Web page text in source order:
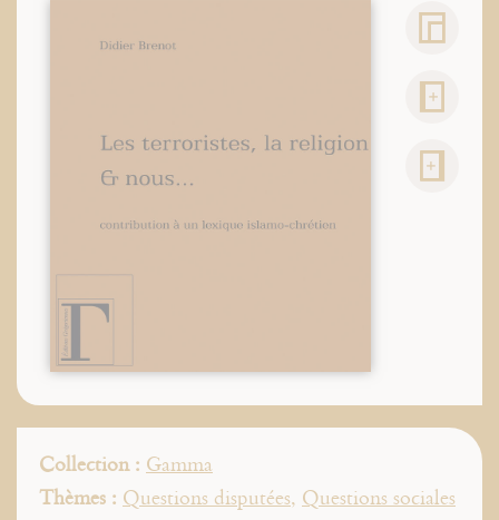
Collection : Gamma
Thèmes : Questions disputées, Questions sociales